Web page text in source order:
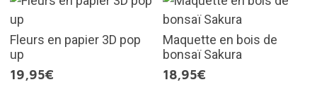
Fleurs en papier 3D pop
up
19,95€
Maquette en bois de
bonsaï Sakura
18,95€